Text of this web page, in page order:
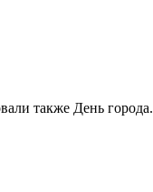
также День города.